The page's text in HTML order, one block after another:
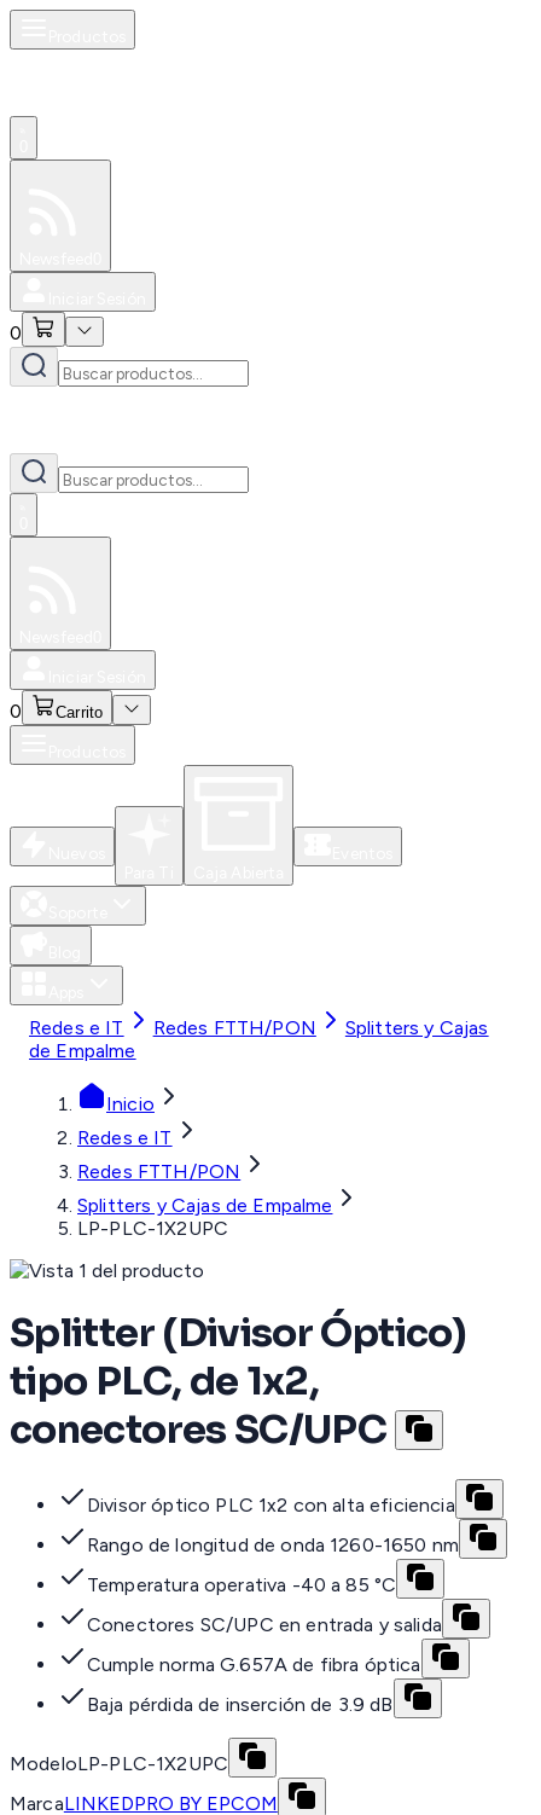
0
0 Carrito
Redes e IT Redes FTTH/PON
Splitters y Cajas
de Empalme
Inicio
Redes e IT
Redes FTTH/PON
Splitters y Cajas de Empalme
LP-PLC-1X2UPC
Splitter (Divisor Óptico)
tipo PLC, de 1x2,
conectores SC/UPC
Divisor óptico PLC 1x2 con alta eficiencia
Rango de longitud de onda 1260-1650 nm
Temperatura operativa -40 a 85 °C
Conectores SC/UPC en entrada y salida
Cumple norma G.657A de fibra óptica
Baja pérdida de inserción de 3.9 dB
ModeloLP-PLC-1X2UPC
MarcaLINKEDPRO BY EPCOM